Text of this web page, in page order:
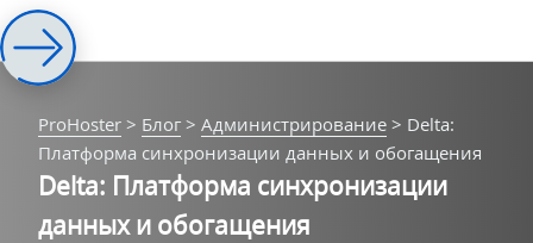
ProHoster > Блог > Администрирование > Delta:
Платформа синхронизации данных и обогащения
Delta: Платформа синхронизации
данных и обогащения